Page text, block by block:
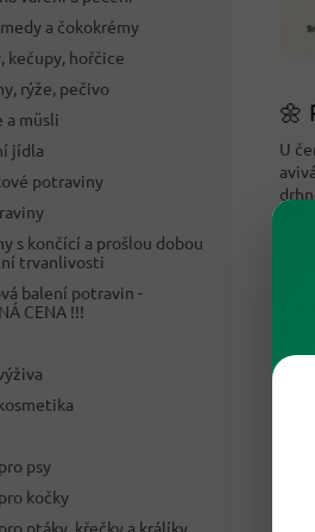
a čokokrémy
kečupy, hořčice
rýže, pečivo
a müsli
jídla
potraviny
s končící a prošlou dobou
trvanlivosti
balení potravin -
CENA !!!
psy
kočky
ptáky, křečky a králíky
🌼
U